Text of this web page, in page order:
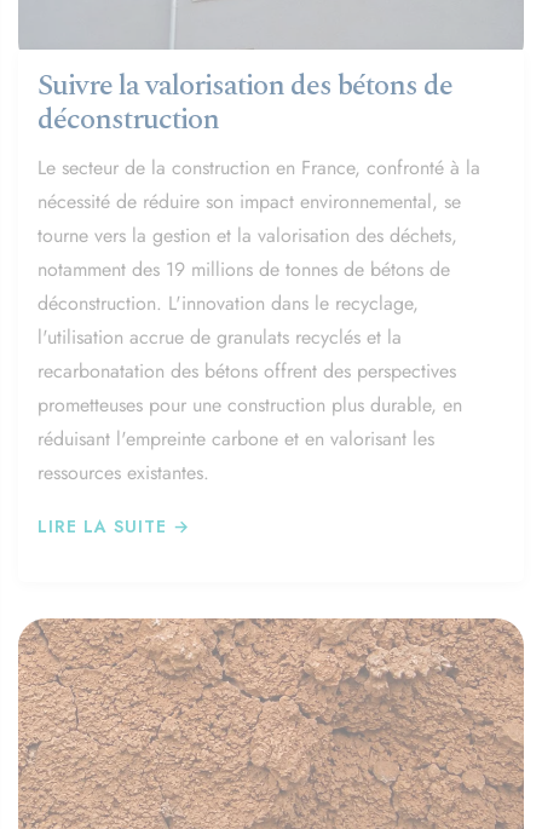
Suivre la valorisation des bétons de
déconstruction
Le secteur de la construction en France, confronté à la
nécessité de réduire son impact environnemental, se
tourne vers la gestion et la valorisation des déchets,
notamment des 19 millions de tonnes de bétons de
déconstruction. L'innovation dans le recyclage,
l'utilisation accrue de granulats recyclés et la
recarbonatation des bétons offrent des perspectives
prometteuses pour une construction plus durable, en
réduisant l'empreinte carbone et en valorisant les
ressources existantes.
LIRE LA SUITE →